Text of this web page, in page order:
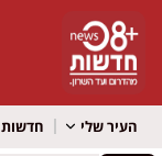
העיר שלי חדשות